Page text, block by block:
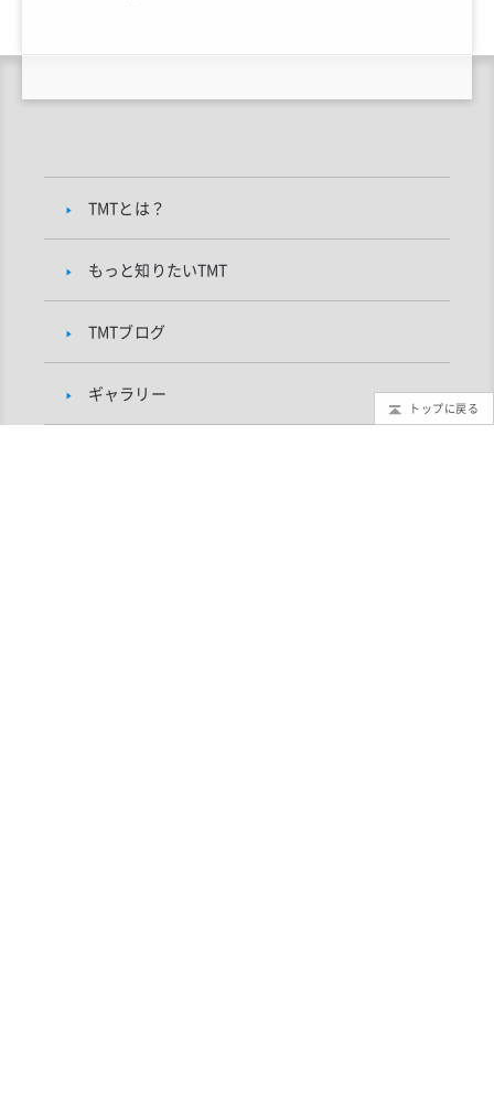
TMTとは？
もっと知りたいTMT
TMTブログ
ギャラリー
トップに戻る